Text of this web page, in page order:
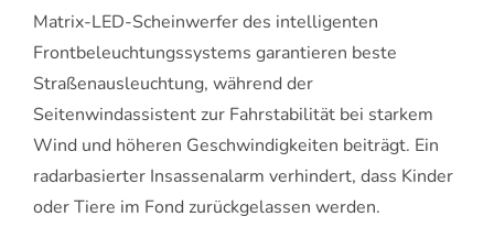
Matrix-LED-Scheinwerfer des intelligenten
Frontbeleuchtungssystems garantieren beste
Straßenausleuchtung, während der
Seitenwindassistent zur Fahrstabilität bei starkem
Wind und höheren Geschwindigkeiten beiträgt. Ein
radarbasierter Insassenalarm verhindert, dass Kinder
oder Tiere im Fond zurückgelassen werden.